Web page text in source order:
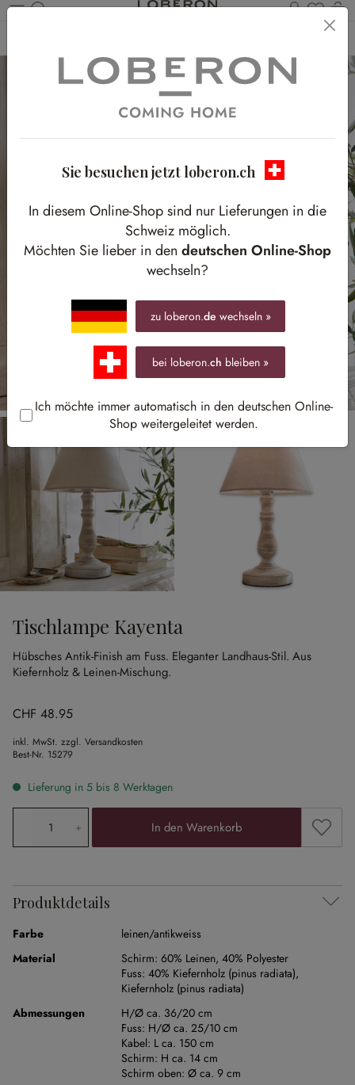
Du
Tischlampe Kayenta
Hübsches Antik-Finish am Fuss. Eleganter Landhaus-Stil. Aus
Kiefernholz & Leinen-Mischung.
CHF 48.95
inkl. MwSt. zzgl. Versandkosten
Best-Nr. 15279
Lieferung in 5 bis 8 Werktagen
Produkt Anzahl: Gib den gewünschten Wert ein oder
In den Warenkorb Zum
Produktdetails
Farbe
leinen/antikweiss
Material
Schirm: 60% Leinen, 40% Polyester
Fuss: 40% Kiefernholz (pinus radiata),
Kiefernholz (pinus radiata)
Abmessungen
H/Ø ca. 36/20 cm
Fuss: H/Ø ca. 25/10 cm
Kabel: L ca. 150 cm
Schirm: H ca. 14 cm
Schirm oben: Ø ca. 9 cm
Sie besuchen jetzt loberon.ch
In diesem Online-Shop sind nur Lieferungen in die
Schweiz möglich.
Möchten Sie lieber in den deutschen Online-Shop
wechseln?
zu loberon.de wechseln »
bei loberon.ch bleiben »
Ich möchte immer automatisch in den deutschen Online-
Shop weitergeleitet werden.